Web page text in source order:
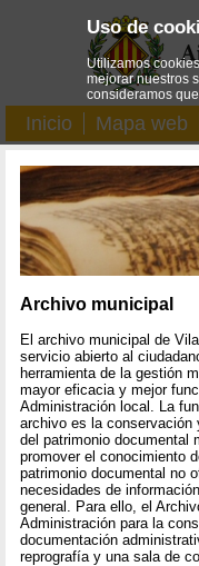
Inicio Mapa web
Archivo municipal
El archivo municipal de
servicio abierto al
herramienta de la gestión
mayor eficacia y mejor
Administración local. La
archivo es la conservación
del patrimonio documental
promover el conocimiento
patrimonio documental no
necesidades de
general. Para ello, el
Administración para la
documentación
reprografía y una sala de
Uso de
Utilizamos
mejorar nuestros
consideramos